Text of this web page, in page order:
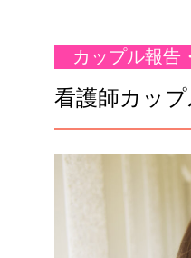
カップル報告
看護師カッ